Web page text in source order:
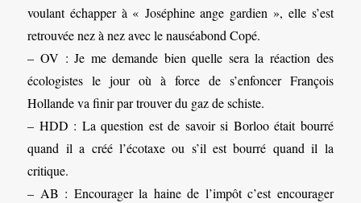
voulant échapper à « Joséphine ange gardien », elle s’est
retrouvée nez à nez avec le nauséabond Copé.
– OV : Je me demande bien quelle sera la réaction des
écologistes le jour où à force de s’enfoncer François
Hollande va finir par trouver du gaz de schiste.
– HDD : La question est de savoir si Borloo était bourré
quand il a créé l’écotaxe ou s’il est bourré quand il la
critique.
– AB : Encourager la haine de l’impôt c’est encourager